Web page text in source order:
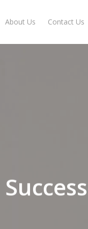
About Us Contact Us